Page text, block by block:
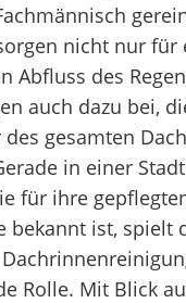
nicht nur für
Abfluss des
auch dazu bei,
gesamten
in einer
für ihre
bekannt ist, spielt
Rolle. Mit Blick